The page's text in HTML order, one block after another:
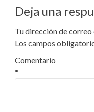
entradas
Deja una
Tu dirección de
Los campos
Comentario
*